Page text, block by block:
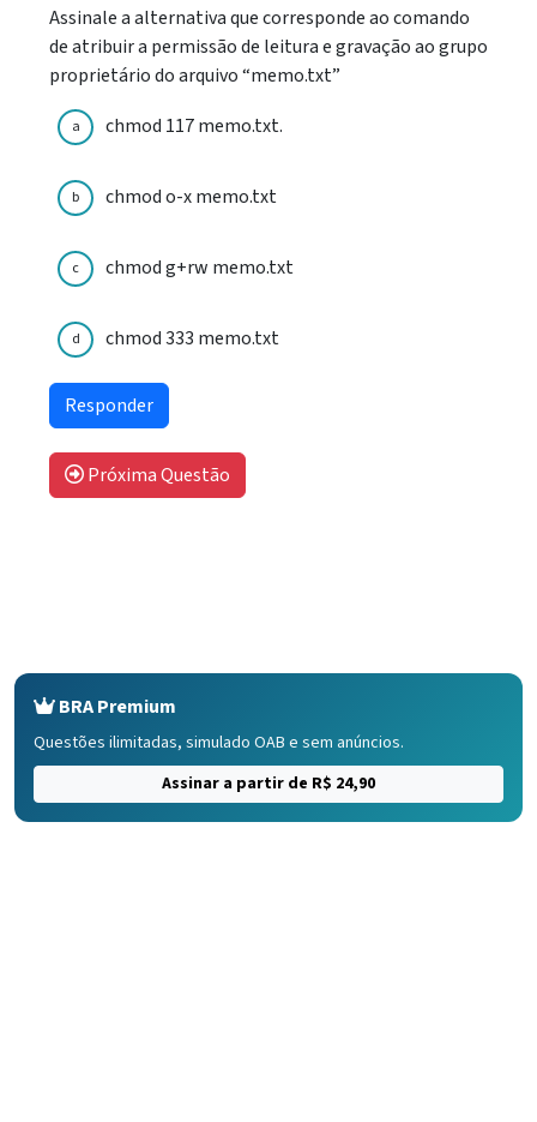
Assinale a alternativa que corresponde ao comando
de atribuir a permissão de leitura e gravação ao grupo
proprietário do arquivo “memo.txt”
a chmod 117 memo.txt.
b chmod o-x memo.txt
c chmod g+rw memo.txt
d chmod 333 memo.txt
Próxima Questão
BRA Premium
Questões ilimitadas, simulado OAB e sem anúncios.
Assinar a partir de R$ 24,90